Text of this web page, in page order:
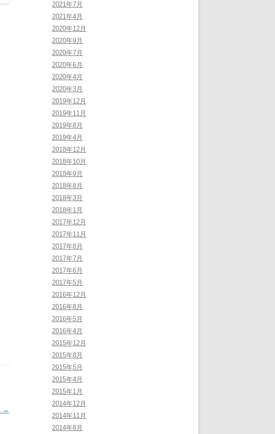
→
2021年7月
2021年4月
2020年12月
2020年9月
2020年7月
2020年6月
2020年4月
2020年3月
2019年12月
2019年11月
2019年8月
2019年4月
2018年12月
2018年10月
2018年9月
2018年8月
2018年3月
2018年1月
2017年12月
2017年11月
2017年8月
2017年7月
2017年6月
2017年5月
2016年12月
2016年8月
2016年5月
2016年4月
2015年12月
2015年8月
2015年5月
2015年4月
2015年1月
2014年12月
2014年11月
2014年8月